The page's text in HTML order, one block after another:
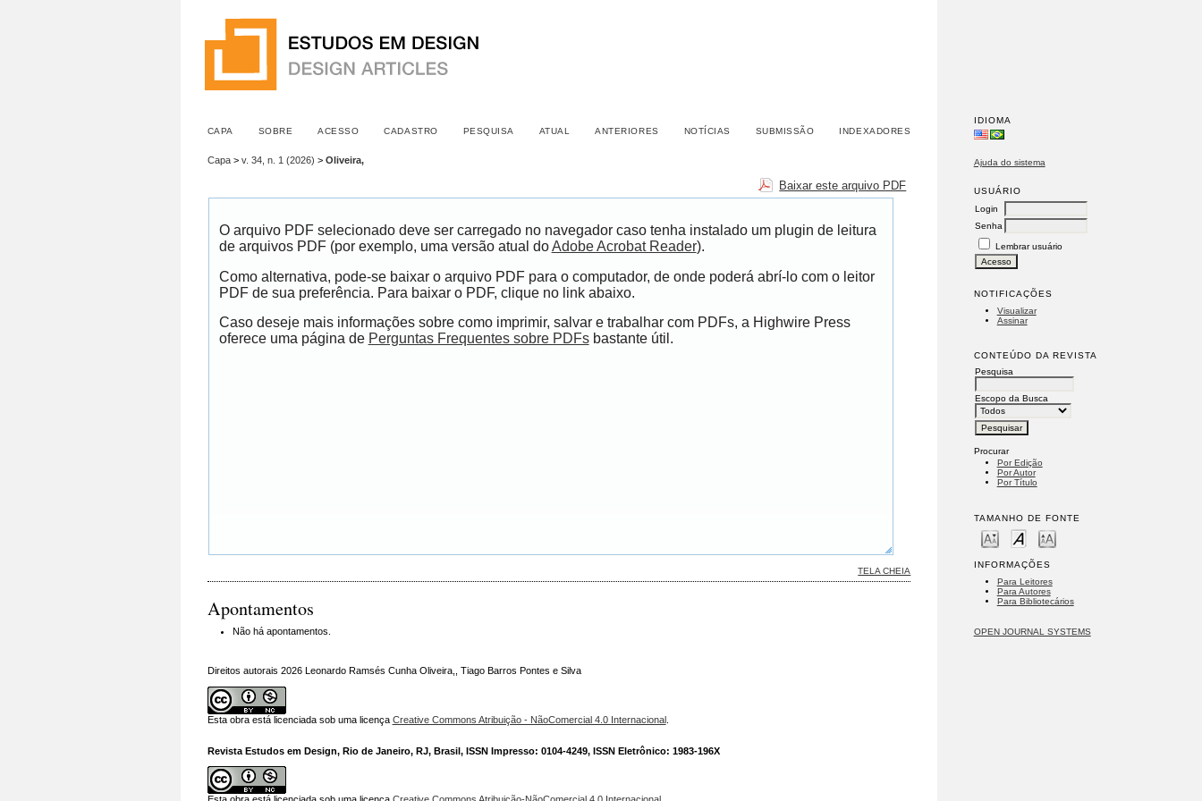
IDIOMA
Ajuda do sistema
USUÁRIO
Login
Senha
Lembrar usuário
NOTIFICAÇÕES
Visualizar
Assinar
CONTEÚDO DA REVISTA
Pesquisa
Escopo da Busca
Procurar
Por Edição
Por Autor
Por Título
TAMANHO DE FONTE
INFORMAÇÕES
Para Leitores
Para Autores
Para Bibliotecários
OPEN JOURNAL SYSTEMS
CAPA SOBRE ACESSO CADASTRO PESQUISA ATUAL ANTERIORES NOTÍCIAS SUBMISSÃO INDEXADORES
Capa> v. 34, n. 1 (2026) > Oliveira,
Baixar este arquivo PDF
O arquivo PDF selecionado deve ser carregado no navegador caso tenha instalado um plugin de leitura
de arquivos PDF (por exemplo, uma versão atual doAdobe Acrobat Reader).
Como alternativa, pode-se baixar o arquivo PDF para o computador, de onde poderá abrí-lo com o leitor
PDF de sua preferência. Para baixar o PDF, clique no link abaixo.
Caso deseje mais informações sobre como imprimir, salvar e trabalhar com PDFs, a Highwire Press
oferece uma página de Perguntas Frequentes sobre PDFsbastante útil.
TELA CHEIA
Apontamentos
Não há apontamentos.
Direitos autorais 2026 Leonardo Ramsés Cunha Oliveira,, Tiago Barros Pontes e Silva
Esta obra está licenciada sob uma licença Creative Commons Atribuição - NãoComercial 4.0 Internacional.
Revista Estudos em Design, Rio de Janeiro, RJ, Brasil, ISSN Impresso: 0104-4249, ISSN Eletrônico: 1983-196X